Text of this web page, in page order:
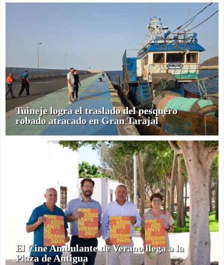
Tuineje logra el traslado del pesquero
robado atracado en Gran Tarajal
El Cine Ambulante de Verano llega a la
Plaza de Antigua